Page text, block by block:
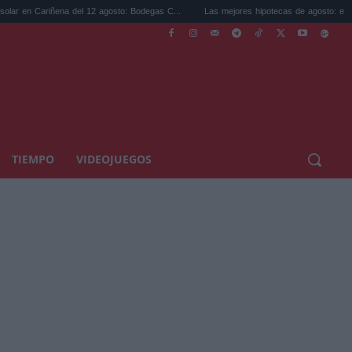
del 12 agosto: Bodegas C... Las mejores hipotecas de agosto: el TAE más
TIEMPO VIDEOJUEGOS